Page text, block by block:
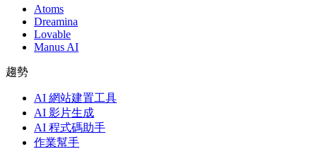
Atoms
Dreamina
Lovable
Manus AI
趨勢
AI 網站建置工具
AI 影片生成
AI 程式碼助手
作業幫手